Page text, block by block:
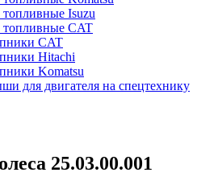
Isuzu
топливные CAT
CAT
Hitachi
Komatsu
для двигателя на спецтехнику
25.03.00.001